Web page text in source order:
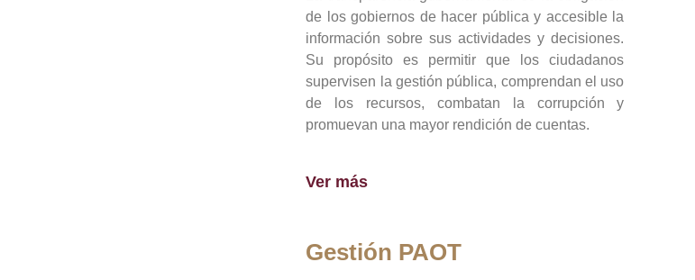
de los gobiernos de hacer pública y accesible la
información sobre sus actividades y decisiones.
Su propósito es permitir que los ciudadanos
supervisen la gestión pública, comprendan el uso
de los recursos, combatan la corrupción y
promuevan una mayor rendición de cuentas.
Ver más
Gestión PAOT